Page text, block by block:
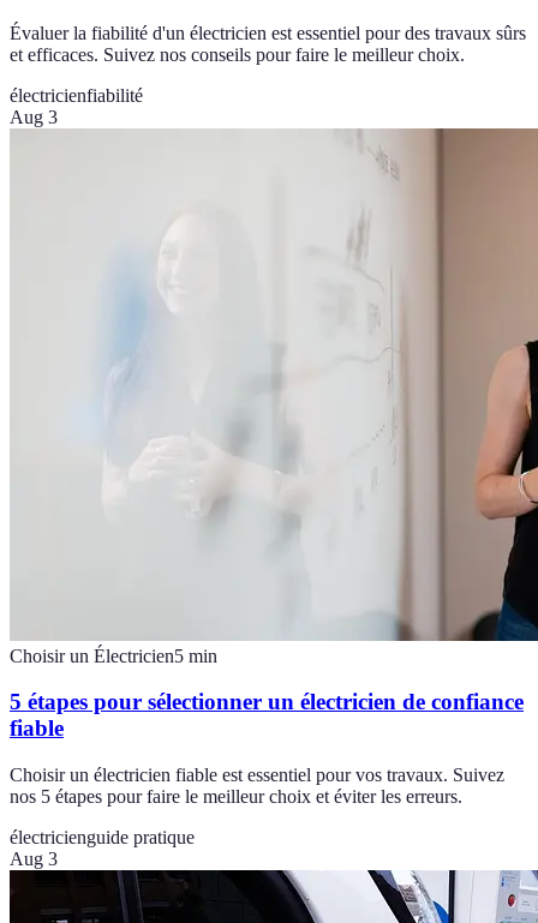
Évaluer la fiabilité d'un électricien est essentiel pour des travaux sûrs
et efficaces. Suivez nos conseils pour faire le meilleur choix.
électricienfiabilité
Aug 3
Choisir un Électricien5 min
5 étapes pour sélectionner un électricien de confiance
fiable
Choisir un électricien fiable est essentiel pour vos travaux. Suivez
nos 5 étapes pour faire le meilleur choix et éviter les erreurs.
électricienguide pratique
Aug 3